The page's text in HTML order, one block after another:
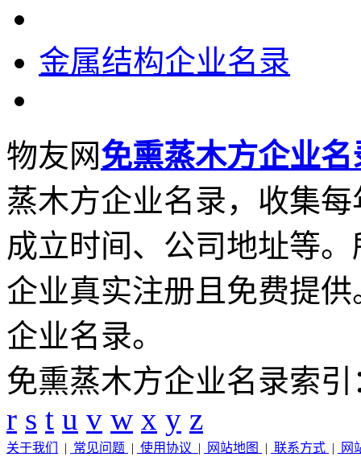
金属结构企业名录
物友网免熏蒸木方企业名
蒸木方企业名录，收集
成立时间、公司地址等
企业真实注册且免费提
企业名录。
免熏蒸木方企业名录索
r s t u v w x y z
关于我们 | 常见问题 | 使用协议 | 网站地图 | 联系方式 | 网